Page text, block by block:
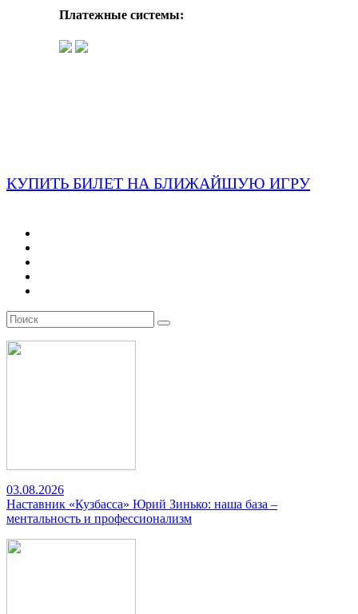
Платежные системы:
КУПИТЬ БИЛЕТ НА БЛИЖАЙШУЮ ИГРУ
03.08.2026
Наставник «Кузбасса» Юрий Зинько: наша база –
ментальность и профессионализм